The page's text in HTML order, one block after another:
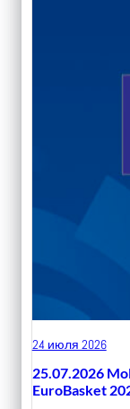
24 июля 2026
25.07.2026
EuroBasket